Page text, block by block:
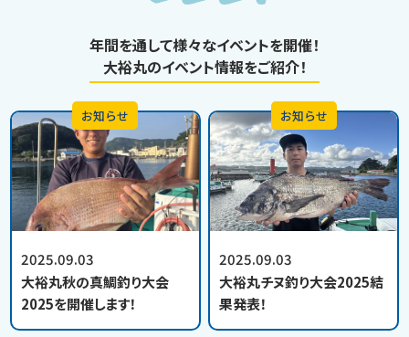
年間を通して様々なイベントを開催！
大裕丸のイベント情報をご紹介！
2025.09.03
大裕丸秋の真鯛釣り大会
2025を開催します！
お知らせ
2025.09.03
大裕丸チヌ釣り大会2025結
果発表！
お知らせ